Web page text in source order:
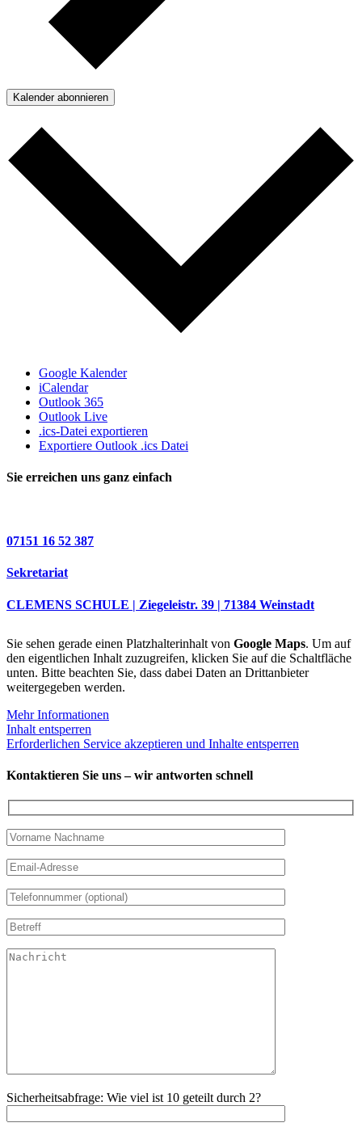
Kalender abonnieren
Google Kalender
iCalendar
Outlook 365
Outlook Live
.ics-Datei exportieren
Exportiere Outlook .ics Datei
Sie erreichen uns ganz einfach
07151 16 52 387
Sekretariat
CLEMENS SCHULE | Ziegeleistr. 39 | 71384 Weinstadt
Sie sehen gerade einen Platzhalterinhalt von Google Maps. Um auf
den eigentlichen Inhalt zuzugreifen, klicken Sie auf die Schaltfläche
unten. Bitte beachten Sie, dass dabei Daten an Drittanbieter
weitergegeben werden.
Mehr Informationen
Inhalt entsperren
Erforderlichen Service akzeptieren und Inhalte entsperren
Kontaktieren Sie uns – wir antworten schnell
Sicherheitsabfrage: Wie viel ist 10 geteilt durch 2?